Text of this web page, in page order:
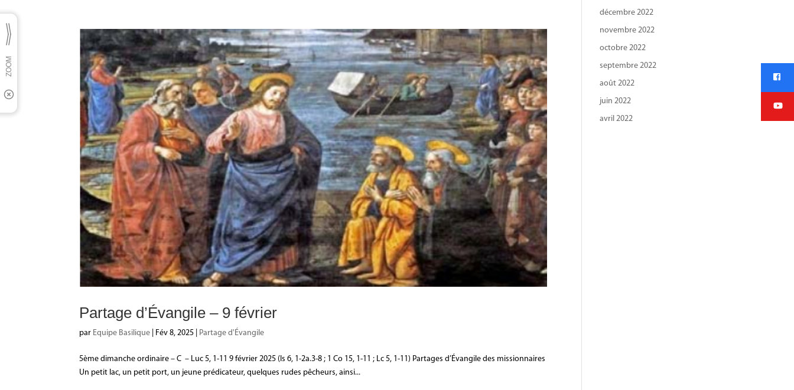
Partage d’Évangile – 9 février
par Equipe Basilique Fév 8, 2025 Partage d'Évangile
5ème dimanche ordinaire – C – Luc 5, 1-11 9 février 2025 (Is 6, 1-2a.3-8 ; 1 Co 15, 1-11 ; Lc 5, 1-11) Partages d’Évangile des missionnaires
Un petit lac, un petit port, un jeune prédicateur, quelques rudes pêcheurs, ainsi...
décembre 2022
novembre 2022
octobre 2022
septembre 2022
août 2022
juin 2022
avril 2022